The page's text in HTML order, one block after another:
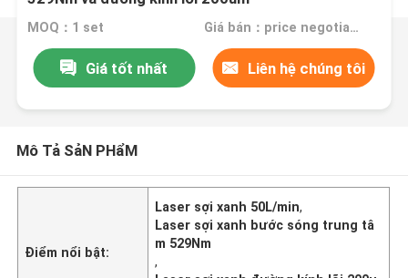
MOQ：1 set Giá bán：price negotiable
Giá tốt nhất Liên hệ chúng tôi
Mô Tả SảN PHẩM
Điểm nổi bật:
Laser sợi xanh 50L/min,
Laser sợi xanh bước sóng trung tâ
m 529Nm
,